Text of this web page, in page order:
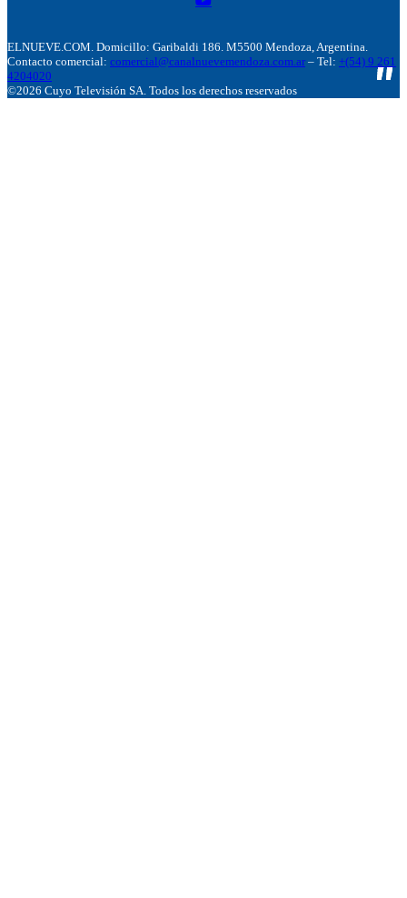
ELNUEVE.COM. Domicillo: Garibaldi 186. M5500 Mendoza, Argentina.
Contacto comercial: comercial@canalnuevemendoza.com.ar – Tel: +(54) 9 261
4204020
©2026 Cuyo Televisión SA. Todos los derechos reservados